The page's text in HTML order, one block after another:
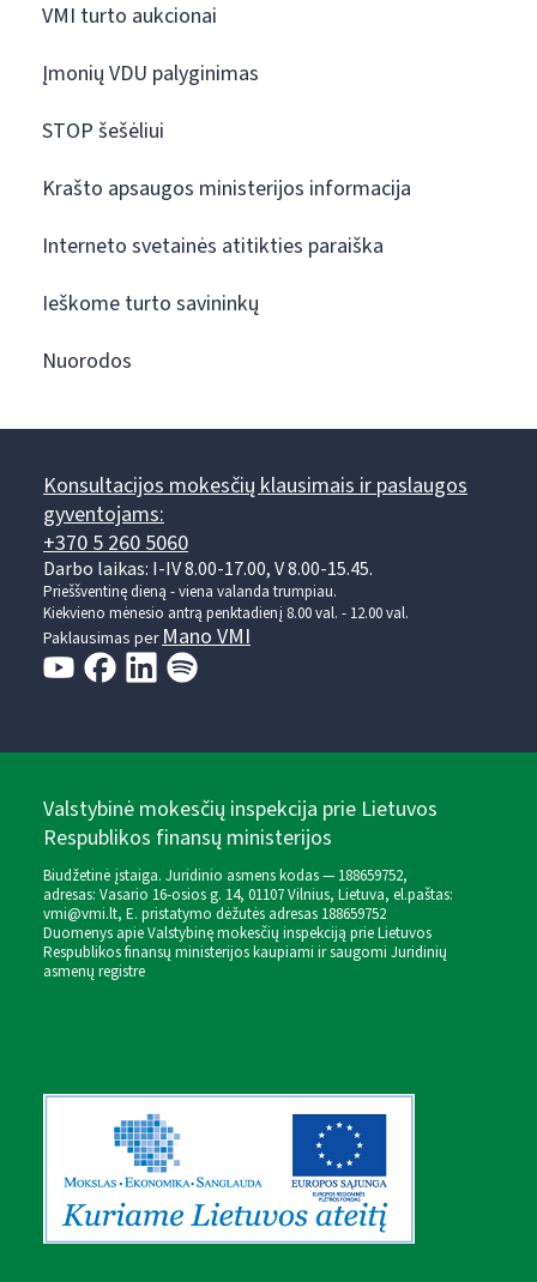
VMI turto aukcionai
Įmonių VDU palyginimas
STOP šešėliui
Krašto apsaugos ministerijos informacija
Interneto svetainės atitikties paraiška
Ieškome turto savininkų
Nuorodos
Konsultacijos mokesčių klausimais ir paslaugos
gyventojams:
+370 5 260 5060
Darbo laikas: I-IV 8.00-17.00, V 8.00-15.45.
Prieššventinę dieną - viena valanda trumpiau.
Kiekvieno mėnesio antrą penktadienį 8.00 val. - 12.00 val.
Paklausimas perMano VMI
Valstybinė mokesčių inspekcija prie Lietuvos
Respublikos finansų ministerijos
Biudžetinė įstaiga. Juridinio asmens kodas — 188659752,
adresas: Vasario 16-osios g. 14, 01107 Vilnius, Lietuva, el.paštas:
vmi@vmi.lt, E. pristatymo dėžutės adresas 188659752
Duomenys apie Valstybinę mokesčių inspekciją prie Lietuvos
Respublikos finansų ministerijos kaupiami ir saugomi Juridinių
asmenų registre